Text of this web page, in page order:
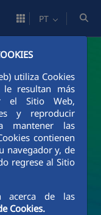
utiliza Cookies
le resultan más
el Sitio Web,
y reproducir
mantener las
contienen
navegador y, de
regrese al Sitio
acerca de las
Cookies.
PT